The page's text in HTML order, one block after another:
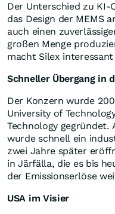
Der Unterschied zu KI-
das Design der MEMS
auch einen
großen Menge
macht Silex
Schneller Übergang in
Der Konzern wurde
University of
Technology gegründet.
wurde schnell ein
zwei Jahre später
in Järfälla, die es bis
der Emissionserlöse
USA im Visier